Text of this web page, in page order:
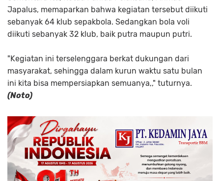
Japalus, memaparkan bahwa kegiatan tersebut diikuti
sebanyak 64 klub sepakbola. Sedangkan bola voli
diikuti sebanyak 32 klub, baik putra maupun putri.
"Kegiatan ini terselenggara berkat dukungan dari
masyarakat, sehingga dalam kurun waktu satu bulan
ini kita bisa mempersiapkan semuanya,," tuturnya.
(Noto)